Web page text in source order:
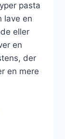
pasta
lave en
eller
en
der
en mere